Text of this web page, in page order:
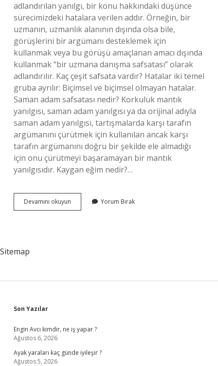
adlandırılan yanılgı, bir konu hakkındaki düşünce
sürecimizdeki hatalara verilen addır. Örneğin, bir
uzmanın, uzmanlık alanının dışında olsa bile,
görüşlerini bir argümanı desteklemek için
kullanmak veya bu görüşü amaçlanan amacı dışında
kullanmak “bir uzmana danışma safsatası” olarak
adlandırılır. Kaç çeşit safsata vardır? Hatalar iki temel
gruba ayrılır: Biçimsel ve biçimsel olmayan hatalar.
Saman adam safsatası nedir? Korkuluk mantık
yanılgısı, saman adam yanılgısı ya da orijinal adıyla
saman adam yanılgısı, tartışmalarda karşı tarafın
argümanını çürütmek için kullanılan ancak karşı
tarafın argümanını doğru bir şekilde ele almadığı
için onu çürütmeyi başaramayan bir mantık
yanılgısıdır. Kaygan eğim nedir?…
Devamını okuyun
Zemin
Yorum Bırak
Sitemap
Sidebar
Son Yazılar
Engin Avcı kimdir, ne iş yapar ?
Ağustos 6, 2026
Ayak yaraları kaç günde iyileşir ?
Ağustos 5, 2026